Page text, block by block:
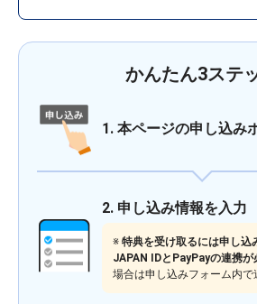
かんたん3ステ
1. 本ページの申し込み
2. 申し込み情報を入力
※ 特典を受け取るには申し
JAPAN IDとPayPayの連携が
場合は申し込みフォーム内で